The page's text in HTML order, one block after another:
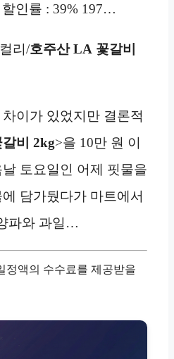
인률 : 39% 197…
리/호주산 LA 꽃갈비
이가 있었지만 결론적
비 2kg>을 10만 원 이
토요일인 어제 핏물을
담가뒀다가 마트에서
파와 과일…
정액의 수수료를 제공받을